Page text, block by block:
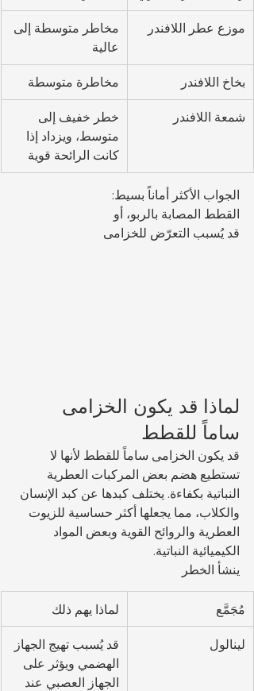
موزع عطر اللافندر
مخاطر متوسطة إلى
عالية
بخاخ اللافندر مخاطرة متوسطة
شمعة اللافندر
خطر خفيف إلى
متوسط، ويزداد إذا
كانت الرائحة قوية
الجواب الأكثر أماناً بسيط:
القطط المصابة بالربو، أو
قد يُسبب التعرّض للخزامى
لماذا قد يكون الخزامى
ساماً للقطط
قد يكون الخزامى ساماً للقطط لأنها لا
تستطيع هضم بعض المركبات العطرية
النباتية بكفاءة. يختلف كبدها عن كبد الإنسان
والكلاب، مما يجعلها أكثر حساسية للزيوت
العطرية والروائح القوية وبعض المواد
الكيميائية النباتية.
ينشأ الخطر
مُجَمَّع لماذا يهم ذلك
لينالول
قد يُسبب تهيج الجهاز
الهضمي ويؤثر على
الجهاز العصبي عند